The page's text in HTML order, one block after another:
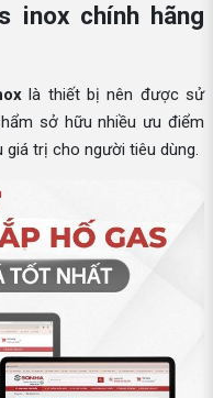
inox chính hãng
là thiết bị nên được sử
sở hữu nhiều ưu điểm
giá trị cho người tiêu dùng.